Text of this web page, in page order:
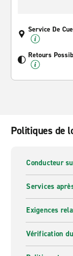
Service De
Retours
Politiques de
Conducteur
Services
Exigences
Vérification